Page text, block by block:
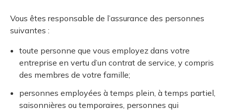
Vous êtes responsable de l’assurance des personnes
suivantes :
toute personne que vous employez dans votre
entreprise en vertu d’un contrat de service, y compris
des membres de votre famille;
personnes employées à temps plein, à temps partiel,
saisonnières ou temporaires, personnes qui